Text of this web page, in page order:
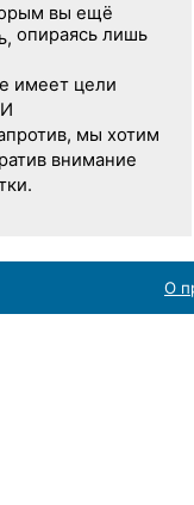
вы ещё
опираясь лишь
имеет цели
мы хотим
внимание
О